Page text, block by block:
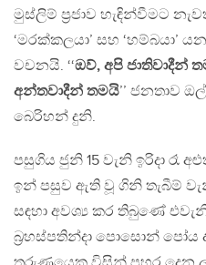
මුස්ලිම් ප‍්‍රජාව හැඳින්වීමට
‘මරක්කලයා’ සහ ‘හම්බයා’
වචනයි. ‘‘ඔව්, අපි ජාතිවාදීන්
අන්තවාදීන් තමයි’’ ජනතාව
බෙරිහන් දුනි.
පසුගිය ජුනි 15 වැනි ඉරිදා රෑ
ඉන් පසුව ඇති වූ ගිනි තැබීම්
සඳහා අවශ්‍ය කර තිබුණේ
බ‍්‍රහස්පතින්දා පොසොන් පෝය